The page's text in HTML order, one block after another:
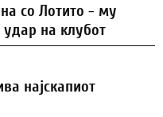
со Лотито - му
на клубот
најскапиот